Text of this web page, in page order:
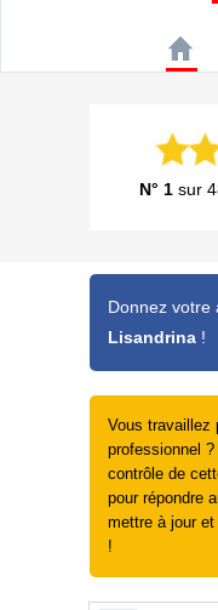
N° 1sur
Donnez votre
Lisandrina !
Vous travaillez
professionnel
contrôle de
pour répondre
mettre à jour et
!